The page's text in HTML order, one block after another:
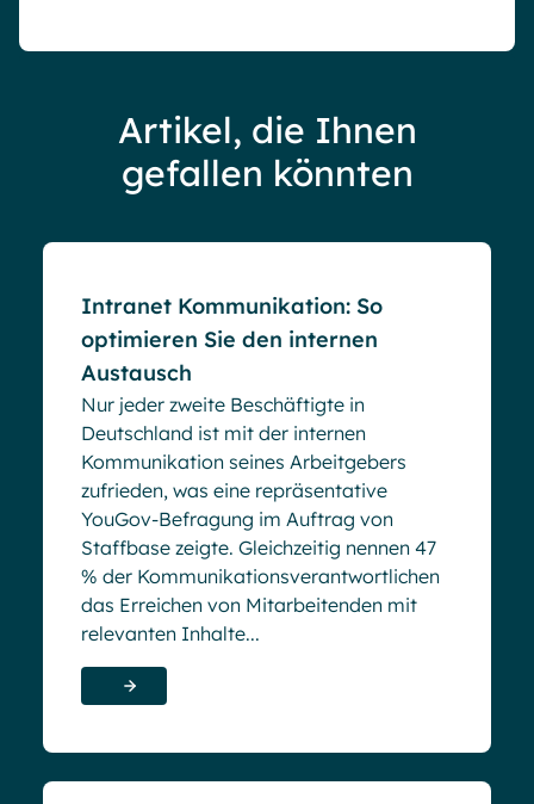
Artikel, die Ihnen
gefallen könnten
Intranet Kommunikation: So
optimieren Sie den internen
Austausch
Nur jeder zweite Beschäftigte in
Deutschland ist mit der internen
Kommunikation seines Arbeitgebers
zufrieden, was eine repräsentative
YouGov-Befragung im Auftrag von
Staffbase zeigte. Gleichzeitig nennen 47
% der Kommunikationsverantwortlichen
das Erreichen von Mitarbeitenden mit
relevanten Inhalte...